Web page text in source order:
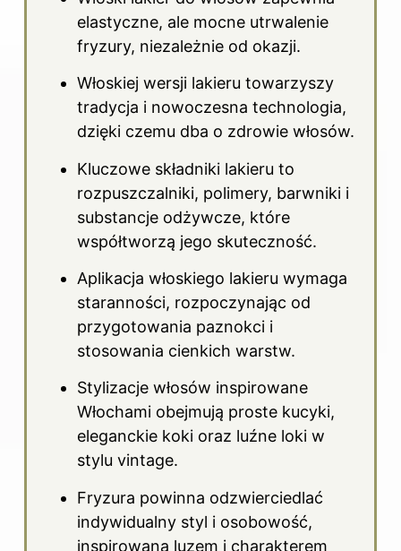
elastyczne, ale mocne utrwalenie
fryzury, niezależnie od okazji.
Włoskiej wersji lakieru towarzyszy
tradycja i nowoczesna technologia,
dzięki czemu dba o zdrowie włosów.
Kluczowe składniki lakieru to
rozpuszczalniki, polimery, barwniki i
substancje odżywcze, które
współtworzą jego skuteczność.
Aplikacja włoskiego lakieru wymaga
staranności, rozpoczynając od
przygotowania paznokci i
stosowania cienkich warstw.
Stylizacje włosów inspirowane
Włochami obejmują proste kucyki,
eleganckie koki oraz luźne loki w
stylu vintage.
Fryzura powinna odzwierciedlać
indywidualny styl i osobowość,
inspirowana luzem i charakterem